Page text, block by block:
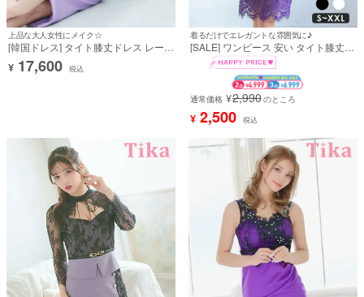
上品な大人女性にメイク☆
[韓国ドレス] タイト膝丈ドレス レース
フリル袖 ハイウエスト切り替え (Sサ
イズ～Lサイズ) (一条響着用) [Anella]
¥ 17,600 税込
着るだけでエレガントな雰囲気に♪
[SALE] ワンピース 安い タイト膝丈ド
レス シンプル レース 胸元カバー 半袖
ブラジャーのまま (中尾みほ着用)
通常価格 ¥2,990のところ
¥ 2,500 税込